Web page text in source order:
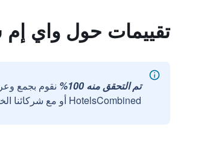
تقييمات حول واي إم
تم التحقق منه 100%
نقوم بجمع
HotelsCombined أو مع شركائنا الخارجيين الموثوقين.